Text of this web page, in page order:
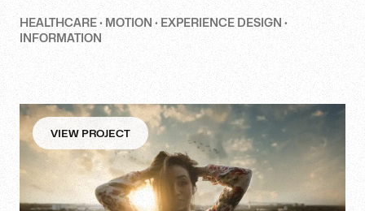
HEALTHCARE · MOTION · EXPERIENCE DESIGN ·
INFORMATION
VIEW PROJECT